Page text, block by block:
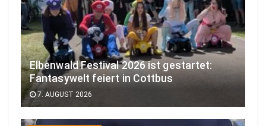
Elbenwald Festival 2026 ist gestartet:
Fantasywelt feiert in Cottbus
7. AUGUST 2026